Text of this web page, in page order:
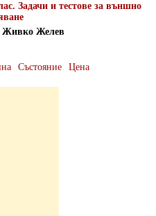
Задачи и тестове за външно
Живко Желев
Състояние Цена